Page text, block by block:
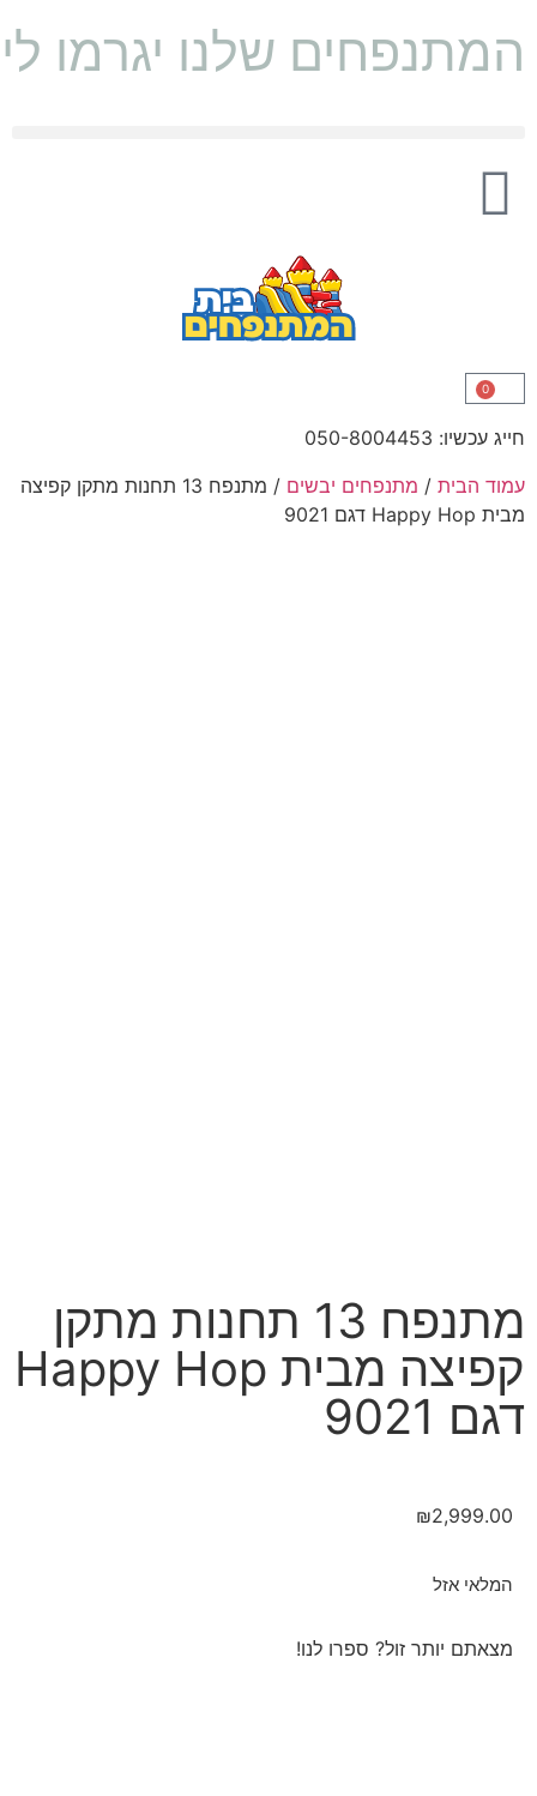
המתנפחים שלנו יגרמו
0
חייג עכשיו: 050-8004453
עמוד הבית / מתנפחים יבשים
/ מתנפח 13 תחנות מתקן קפיצה
מבית Happy Hop דגם 9021
מתנפח 13 תחנות מתקן
קפיצה מבית Happy Hop
דגם 9021
₪2,999.00
המלאי אזל
מצאתם יותר זול? ספרו לנו!